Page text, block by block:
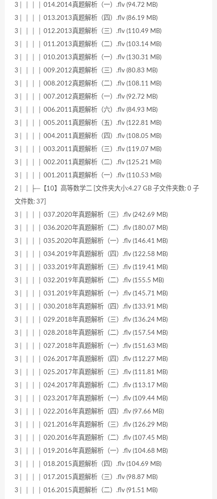
3│ │ │ │ 014.2014真题解析（一）.flv (94.72 MB)
3│ │ │ │ 013.2013真题解析（四）.flv (86.19 MB)
3│ │ │ │ 012.2013真题解析（三）.flv (110.49 MB)
3│ │ │ │ 011.2013真题解析（二）.flv (103.14 MB)
3│ │ │ │ 010.2013真题解析（一）.flv (130.31 MB)
3│ │ │ │ 009.2012真题解析（三）.flv (80.83 MB)
3│ │ │ │ 008.2012真题解析（二）.flv (108.11 MB)
3│ │ │ │ 007.2012真题解析（一）.flv (92.72 MB)
3│ │ │ │ 006.2011真题解析（六）.flv (84.93 MB)
3│ │ │ │ 005.2011真题解析（五）.flv (122.81 MB)
3│ │ │ │ 004.2011真题解析（四）.flv (108.05 MB)
3│ │ │ │ 003.2011真题解析（三）.flv (119.07 MB)
3│ │ │ │ 002.2011真题解析（二）.flv (125.21 MB)
3│ │ │ │ 001.2011真题解析（一）.flv (110.53 MB)
2│ │ ├─【10】高等数学二 [文件夹大小:4.27 GB 子文件夹数: 0 子
文件数: 37]
3│ │ │ │ 037.2020年真题解析（三）.flv (242.69 MB)
3│ │ │ │ 036.2020年真题解析（二）.flv (180.07 MB)
3│ │ │ │ 035.2020年真题解析（一）.flv (146.41 MB)
3│ │ │ │ 034.2019年真题解析（四）.flv (122.58 MB)
3│ │ │ │ 033.2019年真题解析（三）.flv (119.41 MB)
3│ │ │ │ 032.2019年真题解析（二）.flv (155.5 MB)
3│ │ │ │ 031.2019年真题解析（一）.flv (145.71 MB)
3│ │ │ │ 030.2018年真题解析（四）.flv (133.91 MB)
3│ │ │ │ 029.2018年真题解析（三）.flv (136.24 MB)
3│ │ │ │ 028.2018年真题解析（二）.flv (157.54 MB)
3│ │ │ │ 027.2018年真题解析（一）.flv (151.63 MB)
3│ │ │ │ 026.2017年真题解析（四）.flv (112.27 MB)
3│ │ │ │ 025.2017年真题解析（三）.flv (111.81 MB)
3│ │ │ │ 024.2017年真题解析（二）.flv (113.17 MB)
3│ │ │ │ 023.2017年真题解析（一）.flv (109.44 MB)
3│ │ │ │ 022.2016年真题解析（四）.flv (97.66 MB)
3│ │ │ │ 021.2016年真题解析（三）.flv (126.29 MB)
3│ │ │ │ 020.2016年真题解析（二）.flv (107.45 MB)
3│ │ │ │ 019.2016年真题解析（一）.flv (104.68 MB)
3│ │ │ │ 018.2015真题解析（四）.flv (104.69 MB)
3│ │ │ │ 017.2015真题解析（三）.flv (98.87 MB)
3│ │ │ │ 016.2015真题解析（二）.flv (91.51 MB)